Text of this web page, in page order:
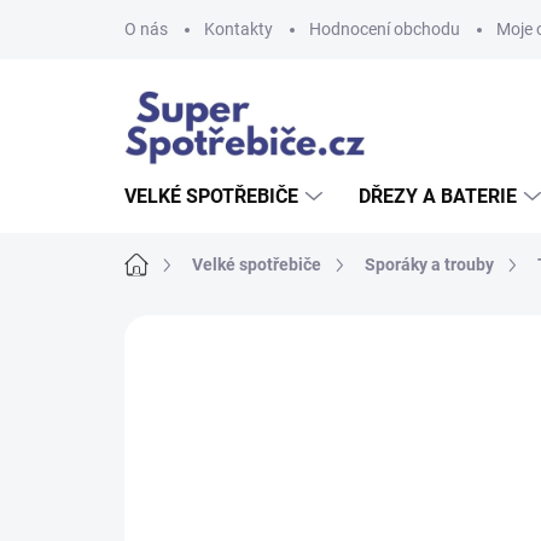
O nás Kontakty Hodnocení obchodu Moje
VELKÉ SPOTŘEBIČE DŘEZY A BATERIE
Domů Velké spotřebiče Sporáky a trouby